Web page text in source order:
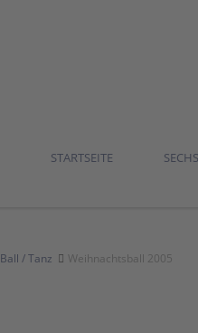
STARTSEITE
Ball / Tanz Weihnachtsball 2005